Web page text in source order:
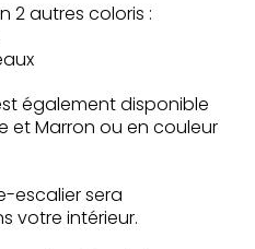
2 autres coloris :
également disponible
et Marron ou en couleur
escalier sera
votre intérieur.